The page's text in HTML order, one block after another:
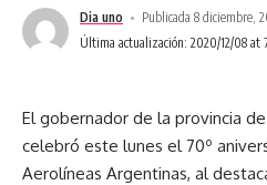
Última actualización: 2020/12/08 at
Dia uno Publicada 8 diciembre,
El gobernador de la provincia
celebró este lunes el 70º
Aerolíneas Argentinas, al